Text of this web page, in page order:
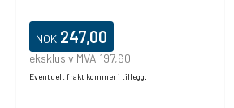
NOK 247,00
eksklusiv MVA 197,60
Eventuelt frakt kommer i tillegg.